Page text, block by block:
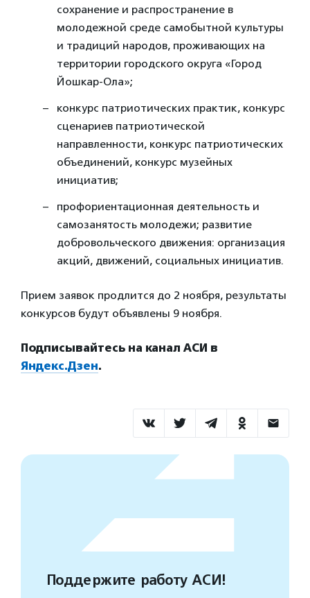
сохранение и распространение в
молодежной среде самобытной культуры
и традиций народов, проживающих на
территории городского округа «Город
Йошкар-Ола»;
конкурс патриотических практик, конкурс
сценариев патриотической
направленности, конкурс патриотических
объединений, конкурс музейных
инициатив;
профориентационная деятельность и
самозанятость молодежи; развитие
добровольческого движения: организация
акций, движений, социальных инициатив.
Прием заявок продлится до 2 ноября, результаты
конкурсов будут объявлены 9 ноября.
Подписывайтесь на канал АСИ в
Яндекс.Дзен.
Поддержите работу АСИ!